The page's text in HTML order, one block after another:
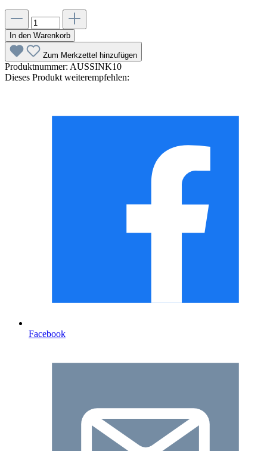
In den Warenkorb
Zum Merkzettel hinzufügen
Produktnummer: AUSSINK10
Dieses Produkt weiterempfehlen:
Facebook